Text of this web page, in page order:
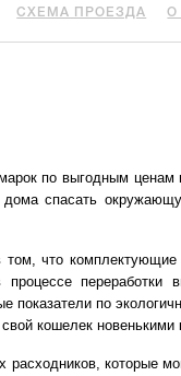
СХЕМА ПРОЕЗДА О
по выгодным ценам
спасать
что комплектующие
переработки
показатели по
кошелек новенькими
которые